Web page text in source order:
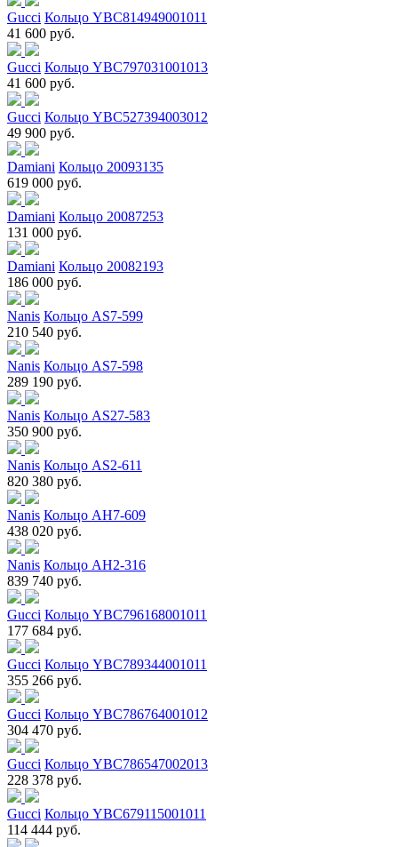
Gucci Кольцо YBC814949001011
41 600 руб.
Gucci Кольцо YBC797031001013
41 600 руб.
Gucci Кольцо YBC527394003012
49 900 руб.
Damiani Кольцо 20093135
619 000 руб.
Damiani Кольцо 20087253
131 000 руб.
Damiani Кольцо 20082193
186 000 руб.
Nanis Кольцо AS7-599
210 540 руб.
Nanis Кольцо AS7-598
289 190 руб.
Nanis Кольцо AS27-583
350 900 руб.
Nanis Кольцо AS2-611
820 380 руб.
Nanis Кольцо AH7-609
438 020 руб.
Nanis Кольцо AH2-316
839 740 руб.
Gucci Кольцо YBC796168001011
177 684 руб.
Gucci Кольцо YBC789344001011
355 266 руб.
Gucci Кольцо YBC786764001012
304 470 руб.
Gucci Кольцо YBC786547002013
228 378 руб.
Gucci Кольцо YBC679115001011
114 444 руб.